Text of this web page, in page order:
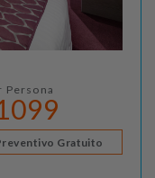
Persona
Gratuito